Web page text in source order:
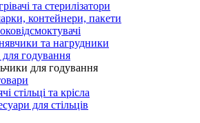
та стерилізатори
контейнери, пакети
та нагрудники
для годування
для годування
стільці та крісла
для стільців